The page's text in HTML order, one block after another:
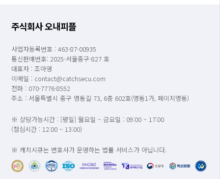
주식회사 오내피플
사업자등록번호 : 463-87-00935
통신판매번호: 2025-서울중구-827 호
대표자 : 조아영
이메일 : contact@catchsecu.com
전화 : 070-7776-8552
주소 : 서울특별시 중구 명동길 73, 6층 602호(명동1가, 페이지명동)
※ 상담가능시간 : [평일] 월요일 ~ 금요일 : 09:00 ~ 17:00
(점심시간 : 12:00 ~ 13:00)
※ 캐치시큐는 변호사가 운영하는 법률 서비스가 아닙니다.